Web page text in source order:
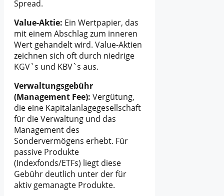
Spread.
Value-Aktie: Ein Wertpapier, das
mit einem Abschlag zum inneren
Wert gehandelt wird. Value-Aktien
zeichnen sich oft durch niedrige
KGV`s und KBV`s aus.
Verwaltungsgebühr
(Management Fee): Vergütung,
die eine Kapitalanlagegesellschaft
für die Verwaltung und das
Management des
Sondervermögens erhebt. Für
passive Produkte
(Indexfonds/ETFs) liegt diese
Gebühr deutlich unter der für
aktiv gemanagte Produkte.